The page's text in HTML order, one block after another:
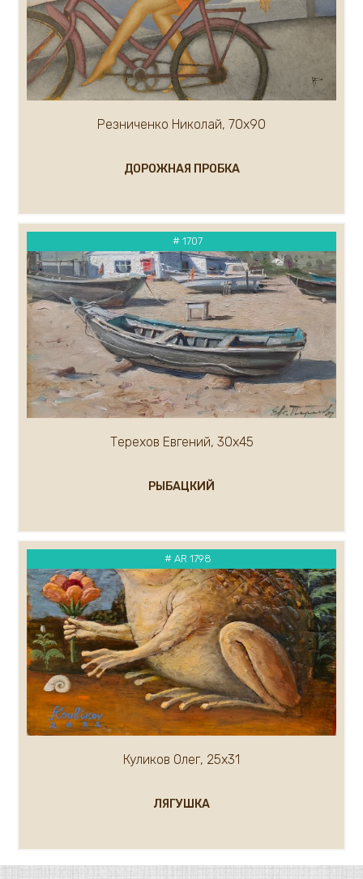
Резниченко Николай, 70х90
ДОРОЖНАЯ ПРОБКА
# 1707
Терехов Евгений, 30х45
РЫБАЦКИЙ
# AR 1798
Куликов Олег, 25х31
ЛЯГУШКА